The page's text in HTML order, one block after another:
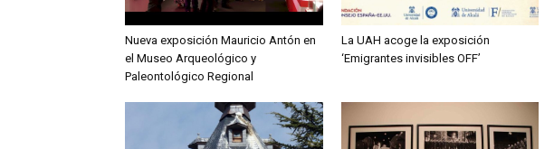
Nueva exposición Mauricio Antón en
el Museo Arqueológico y
Paleontológico Regional
La UAH acoge la exposición
‘Emigrantes invisibles OFF’